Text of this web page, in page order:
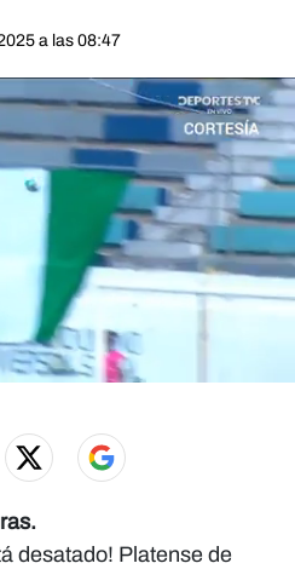
a las 08:47
desatado! Platense de